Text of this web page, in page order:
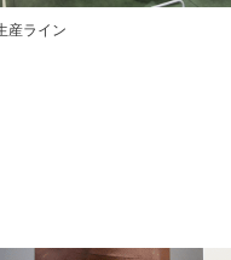
産ライン